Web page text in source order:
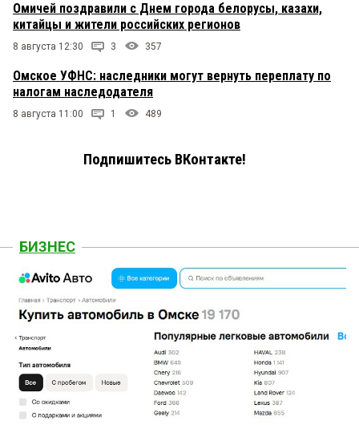
Омичей поздравили с Днем города белорусы, казахи,
китайцы и жители российских регионов
8 августа 12:30 3 357
Омское УФНС: наследники могут вернуть переплату по
налогам наследодателя
8 августа 11:00 1 489
Подпишитесь ВКонтакте!
БИЗНЕС